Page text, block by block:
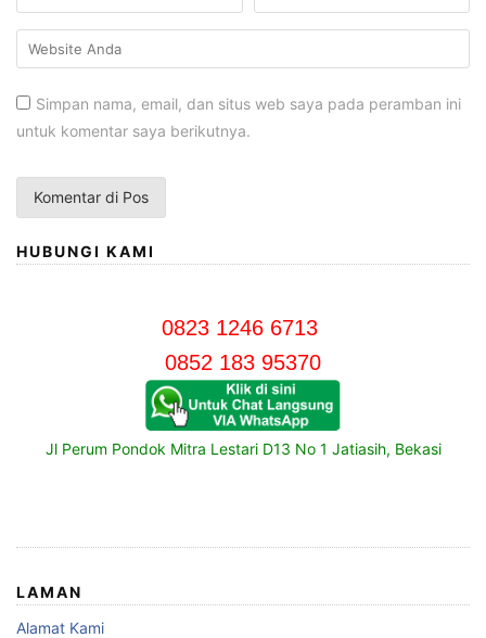
Simpan nama, email, dan situs web saya pada peramban ini
untuk komentar saya berikutnya.
HUBUNGI KAMI
0823 1246 6713
0852 183 95370
Jl Perum Pondok Mitra Lestari D13 No 1 Jatiasih, Bekasi
LAMAN
Alamat Kami